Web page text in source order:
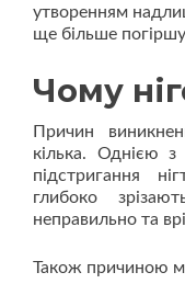
утворенням
ще більше
Чому
Причин
кілька. Однією
підстригання
глибоко
неправильно та
Також причиною